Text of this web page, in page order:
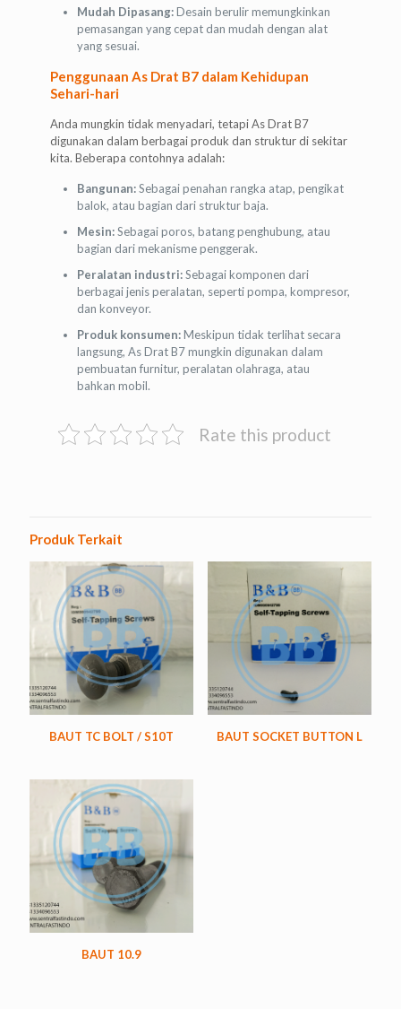
Mudah Dipasang:Desain berulir memungkinkan
pemasangan yang cepat dan mudah dengan alat
yang sesuai.
Penggunaan As Drat B7 dalam Kehidupan
Sehari-hari
Anda mungkin tidak menyadari, tetapi As Drat B7
digunakan dalam berbagai produk dan struktur di sekitar
kita. Beberapa contohnya adalah:
Bangunan:Sebagai penahan rangka atap, pengikat
balok, atau bagian dari struktur baja.
Mesin:Sebagai poros, batang penghubung, atau
bagian dari mekanisme penggerak.
Peralatan industri:Sebagai komponen dari
berbagai jenis peralatan, seperti pompa, kompresor,
dan konveyor.
Produk konsumen:Meskipun tidak terlihat secara
langsung, As Drat B7 mungkin digunakan dalam
pembuatan furnitur, peralatan olahraga, atau
bahkan mobil.
Rate this product
Produk Terkait
BAUT TC BOLT / S10T BAUT SOCKET BUTTON L
BAUT 10.9